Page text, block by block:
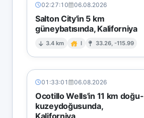
02:27:10 06.08.2026
Salton City'in 5 km
güneybatısında, Kaliforniya
3.4 km I 33.26, -115.99
01:33:01 06.08.2026
Ocotillo Wells'in 11 km doğu-
kuzeydoğusunda,
Kaliforniya